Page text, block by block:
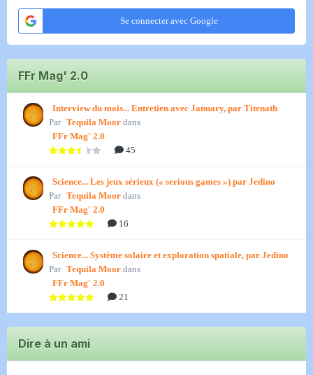
Se connecter avec Google
FFr Mag' 2.0
Interview du mois... Entretien avec January, par Titenath
Par Tequila Moor dans
FFr Mag' 2.0
45
Science... Les jeux sérieux (« serious games ») par Jedino
Par Tequila Moor dans
FFr Mag' 2.0
16
Science... Système solaire et exploration spatiale, par Jedino
Par Tequila Moor dans
FFr Mag' 2.0
21
Dire à un ami